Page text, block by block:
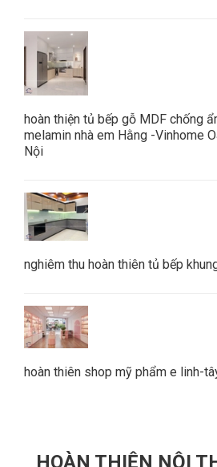
hoàn thiện tủ bếp gỗ MDF chống
melamin nhà em Hằng -Vinhome
Nội
nghiêm thu hoàn thiên tủ bếp
hoàn thiên shop mỹ phẩm e linh-
HOÀN THIỆN NỘI